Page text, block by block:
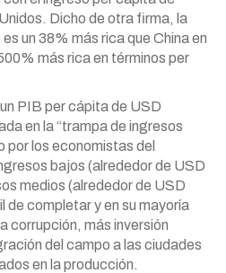
Dicho de otra firma, la
un 38% más rica que China en
más rica en términos per
PIB per cápita de USD
en la “trampa de ingresos
por los economistas del
bajos (alrededor de USD
medios (alrededor de USD
de completar y en su mayoría
corrupción, más inversión
del campo a las ciudades
en la producción.